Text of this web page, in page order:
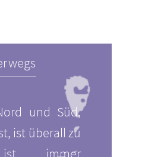
und Süd,
ist überall zu